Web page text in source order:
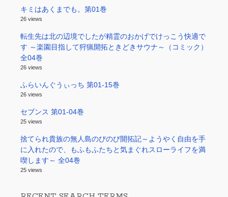
キミはあくまでも。第01巻
26 views
転生先は北の辺境でしたが精霊のおかげでけっこう快適で
す ～楽園目指して狩猟開拓ときどきサウナ～（コミック）
全04巻
26 views
ふらいんぐうぃっち 第01-15巻
26 views
セブンス 第01-04巻
25 views
捨てられ貴族の無人島のびのび開拓記～ようやく自由を手
に入れたので、もふもふたちと気まぐれスローライフを満
喫します～ 全04巻
25 views